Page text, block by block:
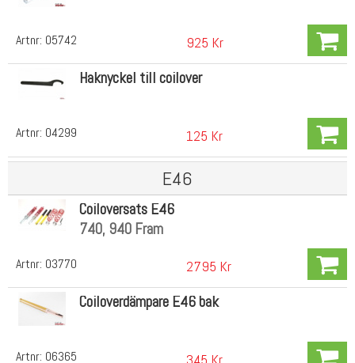
Artnr: 05742 925 Kr
Artnr: 04299
Haknyckel till coilover
125 Kr
E46
Artnr: 03770
Coiloversats E46
740, 940 Fram
2795 Kr
Artnr: 06365
Coiloverdämpare E46 bak
345 Kr